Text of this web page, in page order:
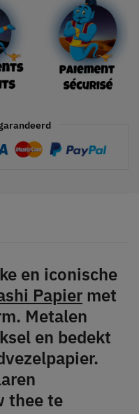
en iconische
Papier met
Metalen
en bedekt
thee te